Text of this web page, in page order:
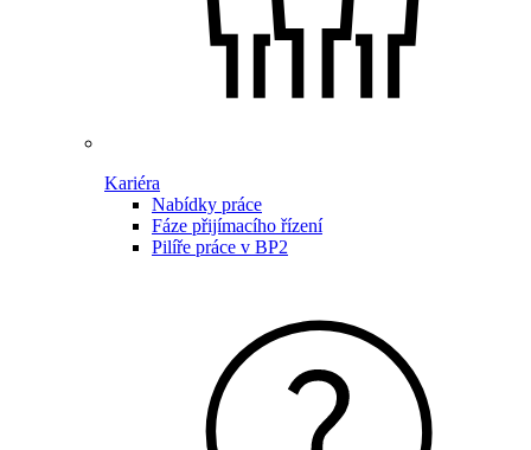
Kariéra
Nabídky práce
Fáze přijímacího řízení
Pilíře práce v BP2